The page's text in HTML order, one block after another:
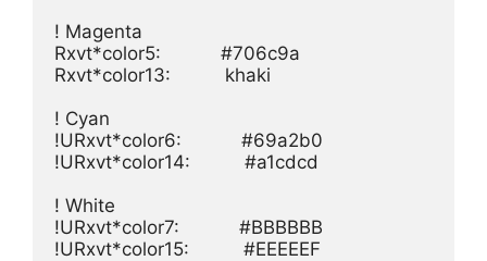
! Magenta
Rxvt*color5:           #706c9a
Rxvt*color13:          khaki
! Cyan
!URxvt*color6:           #69a2b0
!URxvt*color14:          #a1cdcd
! White
!URxvt*color7:           #BBBBBB
!URxvt*color15:          #EEEEEF